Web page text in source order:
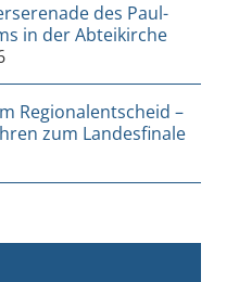
des Paul-
in der Abteikirche
Regionalentscheid –
zum Landesfinale